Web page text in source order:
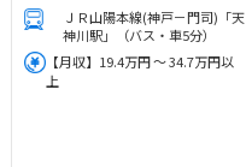
ＪＲ山陽本線(神戸－門司)「天
神川駅」（バス・車5分）
【月収】19.4万円 ～ 34.7万円以
上